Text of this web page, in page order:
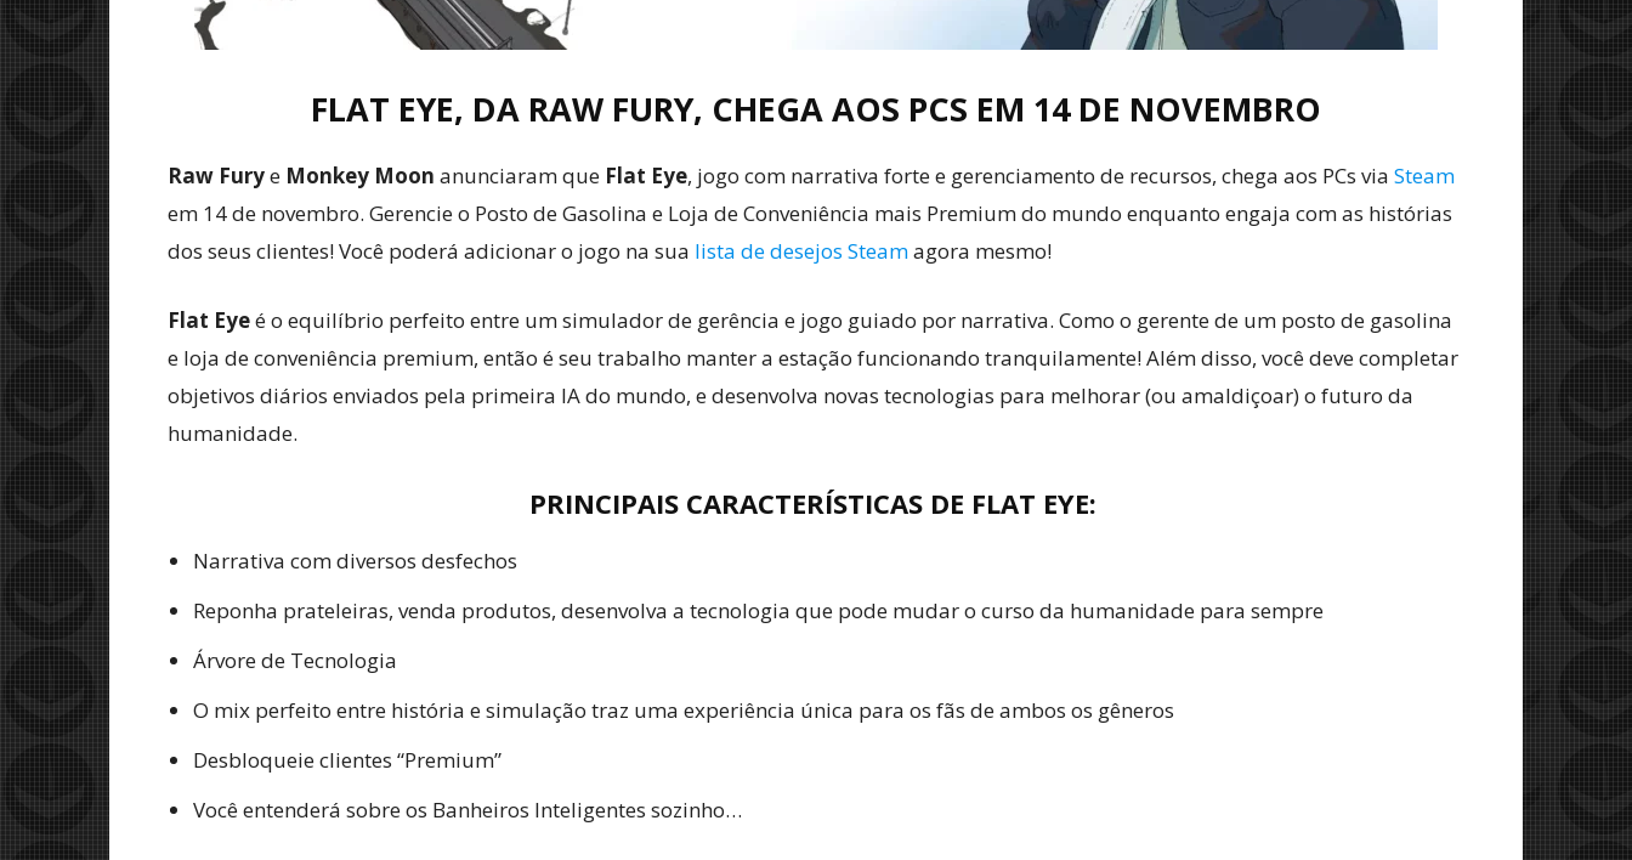
FLAT EYE, DA RAW FURY, CHEGA AOS PCS EM 14 DE NOVEMBRO
Raw Furye Monkey Moon anunciaram que Flat Eye, jogo com narrativa forte e gerenciamento de recursos, chega aos PCs via Steam
em 14 de novembro. Gerencie o Posto de Gasolina e Loja de Conveniência mais Premium do mundo enquanto engaja com as histórias
dos seus clientes! Você poderá adicionar o jogo na sua lista de desejos Steamagora mesmo!
Flat Eyeé o equilíbrio perfeito entre um simulador de gerência e jogo guiado por narrativa. Como o gerente de um posto de gasolina
e loja de conveniência premium, então é seu trabalho manter a estação funcionando tranquilamente! Além disso, você deve completar
objetivos diários enviados pela primeira IA do mundo, e desenvolva novas tecnologias para melhorar (ou amaldiçoar) o futuro da
humanidade.
PRINCIPAIS CARACTERÍSTICAS DE FLAT EYE:
Narrativa com diversos desfechos
Reponha prateleiras, venda produtos, desenvolva a tecnologia que pode mudar o curso da humanidade para sempre
Árvore de Tecnologia
O mix perfeito entre história e simulação traz uma experiência única para os fãs de ambos os gêneros
Desbloqueie clientes “Premium”
Você entenderá sobre os Banheiros Inteligentes sozinho…